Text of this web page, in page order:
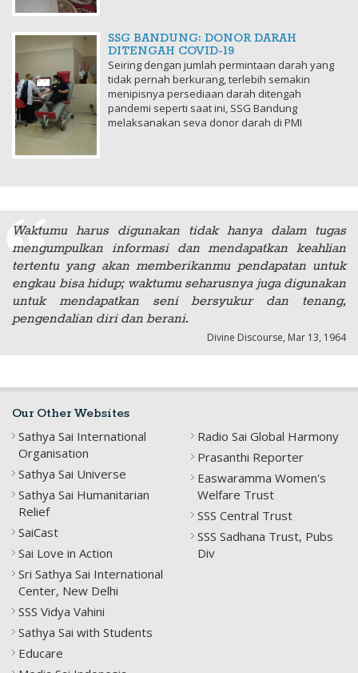
SSG BANDUNG: DONOR DARAH
DITENGAH COVID-19
Seiring dengan jumlah permintaan darah yang
tidak pernah berkurang, terlebih semakin
menipisnya persediaan darah ditengah
pandemi seperti saat ini, SSG Bandung
melaksanakan seva donor darah di PMI
Waktumu harus digunakan tidak hanya dalam tugas
mengumpulkan informasi dan mendapatkan keahlian
tertentu yang akan memberikanmu pendapatan untuk
engkau bisa hidup; waktumu seharusnya juga digunakan
untuk mendapatkan seni bersyukur dan tenang,
pengendalian diri dan berani.
Divine Discourse, Mar 13, 1964
Our Other Websites
Sathya Sai International
Organisation
Sathya Sai Universe
Sathya Sai Humanitarian
Relief
SaiCast
Sai Love in Action
Radio Sai Global Harmony
Prasanthi Reporter
Easwaramma Women's
Welfare Trust
SSS Central Trust
SSS Sadhana Trust, Pubs
Div
Sri Sathya Sai International
Center, New Delhi
SSS Vidya Vahini
Sathya Sai with Students
Educare